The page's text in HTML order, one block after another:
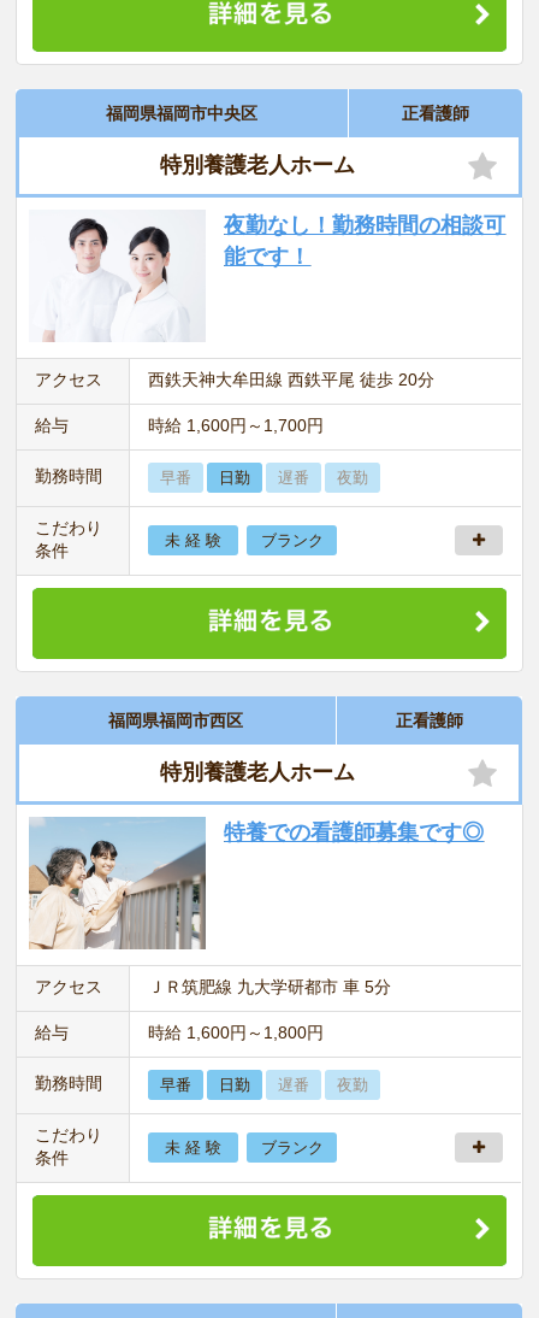
福岡県福岡市中央区 正看護師
特別養護老人ホーム
夜勤なし！勤務時間の相談可
能です！
アクセス 西鉄天神大牟田線 西鉄平尾 徒歩 20分
給与 時給 1,600円～1,700円
勤務時間 早番 日勤 遅番 夜勤
こだわり
条件
未 経 験 ブランク
福岡県福岡市西区 正看護師
特別養護老人ホーム
特養での看護師募集です◎
アクセス ＪＲ筑肥線 九大学研都市 車 5分
給与 時給 1,600円～1,800円
勤務時間 早番 日勤 遅番 夜勤
こだわり
条件
未 経 験 ブランク